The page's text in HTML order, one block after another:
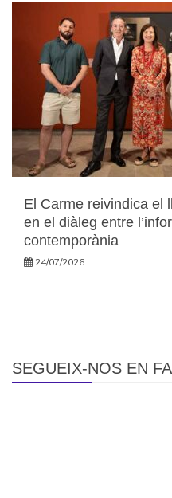
El Carme reivindica el
en el diàleg entre
contemporània
24/07/2026
SEGUEIX-NOS EN